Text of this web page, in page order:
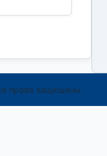
права защищены.